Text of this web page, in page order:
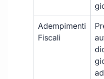
Adempimenti
Fiscali